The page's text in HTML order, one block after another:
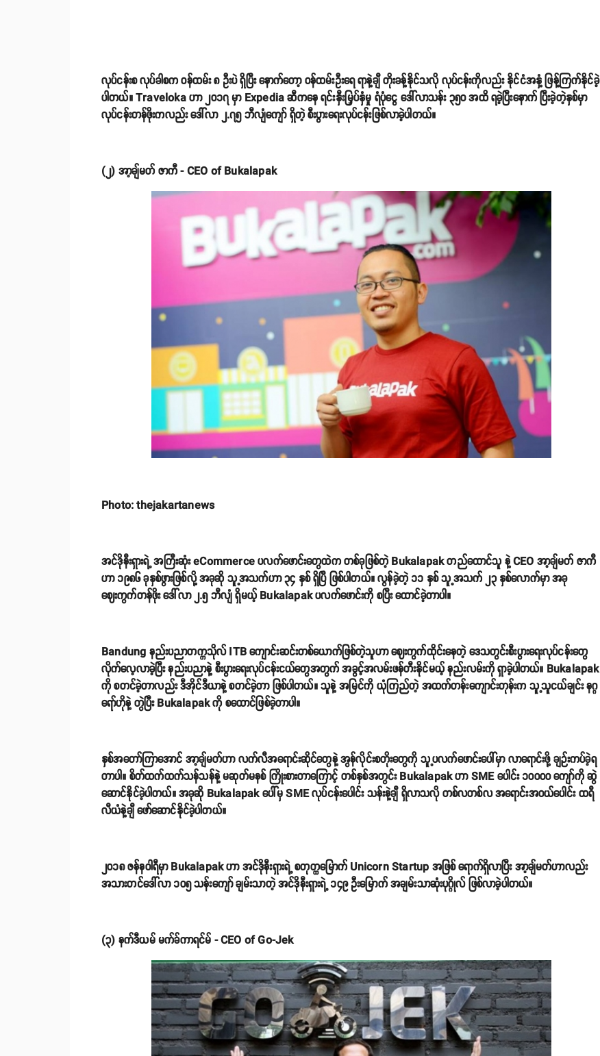
လုပ်ငန်းစ လုပ်ခါစက ဝန်ထမ်း ၈ ဦးပဲ ရှိပြီး နောက်တော့ ဝန်ထမ်းဦးရေ ရာနဲ့ချီ တိုးခန့်နိုင်သလို လုပ်ငန်းကိုလည်း နိုင်ငံအနှံ့ ဖြန့်ကြက်နိုင်ခဲ့
ပါတယ်။ Traveloka ဟာ ၂၀၁၇ မှာ Expedia ဆီကနေ ရင်းနှီးမြှပ်နှံမှု ရံပုံငွေ ဒေါ်လာသန်း ၃၅၀ အထိ ရခဲ့ပြီးနောက် ပြီးခဲ့တဲ့နှစ်မှာ
လုပ်ငန်းတန်ဖိုးကလည်း ဒေါ်လာ ၂.၇၅ ဘီလျံကျော် ရှိတဲ့ စီးပွားရေးလုပ်ငန်းဖြစ်လာခဲ့ပါတယ်။
(၂) အာ့ချ်မတ် ဇာကီ - CEO of Bukalapak
Photo: thejakartanews
အင်ဒိုနီးရှားရဲ့ အကြီးဆုံး eCommerce ပလက်ဖောင်းတွေထဲက တစ်ခုဖြစ်တဲ့ Bukalapak တည်ထောင်သူ နဲ့ CEO အာ့ချ်မတ် ဇာကီ
ဟာ ၁၉၈၆ ခုနှစ်ဖွားဖြစ်လို့ အခုဆို သူ့အသက်ဟာ ၃၄ နှစ် ရှိပြီ ဖြစ်ပါတယ်။ လွန်ခဲ့တဲ့ ၁၁ နှစ် သူ့အသက် ၂၃ နှစ်လောက်မှာ အခု
ဈေးကွက်တန်ဖိုး ဒေါ်လာ ၂.၅ ဘီလျံ ရှိမယ့် Bukalapak ပလက်ဖောင်းကို စပြီး ထောင်ခဲ့တာပါ။
Bandung နည်းပညာတက္ကသိုလ် ITB ကျောင်းဆင်းတစ်ယောက်ဖြစ်တဲ့သူဟာ ဈေးကွက်ထိုင်းနေတဲ့ ဒေသတွင်းစီးပွားရေးလုပ်ငန်းတွေ
လိုက်လေ့လာခဲ့ပြီး နည်းပညာနဲ့ စီးပွားရေးလုပ်ငန်းငယ်တွေအတွက် အခွင့်အလမ်းဖန်တီးနိုင်မယ့် နည်းလမ်းကို ရှာခဲ့ပါတယ်။ Bukalapak
ကို စတင်ခဲ့တာလည်း ဒီအိုင်ဒီယာနဲ့ စတင်ခဲ့တာ ဖြစ်ပါတယ်။ သူနဲ့ အမြင်ကို ယုံကြည်တဲ့ အထက်တန်းကျောင်းတုန်းက သူ့သူငယ်ချင်း နဂ္ဂ
ရော်ဟိုနဲ့ တွဲပြီး Bukalapak ကို စထောင်ဖြစ်ခဲ့တာပါ။
နှစ်အတော်ကြာအောင် အာ့ချ်မတ်ဟာ လက်လီအရောင်းဆိုင်တွေနဲ့ အွန်လိုင်းစတိုးတွေကို သူ့ပလက်ဖောင်းပေါ်မှာ လာရောင်းဖို့ ချဉ်းကပ်ခဲ့ရ
တာပါ။ စိတ်ထက်ထက်သန်သန်နဲ့ မဆုတ်မနစ် ကြိုးစားတာကြောင့် တစ်နှစ်အတွင်း Bukalapak ဟာ SME ပေါင်း ၁၀၀၀၀ ကျော်ကို ဆွဲ
ဆောင်နိုင်ခဲ့ပါတယ်။ အခုဆို Bukalapak ပေါ်မှ SME လုပ်ငန်းပေါင်း သန်းနဲ့ချီ ရှိလာသလို တစ်လတစ်လ အရောင်းအဝယ်ပေါင်း ထရီ
လီယံနဲ့ချီ ဖော်ဆောင်နိုင်ခဲ့ပါတယ်။
၂၀၁၈ ဇန်နဝါရီမှာ Bukalapak ဟာ အင်ဒိုနီးရှားရဲ့ စတုတ္ထမြောက် Unicorn Startup အဖြစ် ရောက်ရှိလာပြီး အာ့ချ်မတ်ဟာလည်း
အသားတင်ဒေါ်လာ ၁၀၅ သန်းကျော် ချမ်းသာတဲ့ အင်ဒိုနီးရှားရဲ့ ၁၄၉ ဦးမြောက် အချမ်းသာဆုံးပုဂ္ဂိုလ် ဖြစ်လာခဲ့ပါတယ်။
(၃) နက်ဒီယမ် မက်ခ်ကာရင်မ် - CEO of Go-Jek